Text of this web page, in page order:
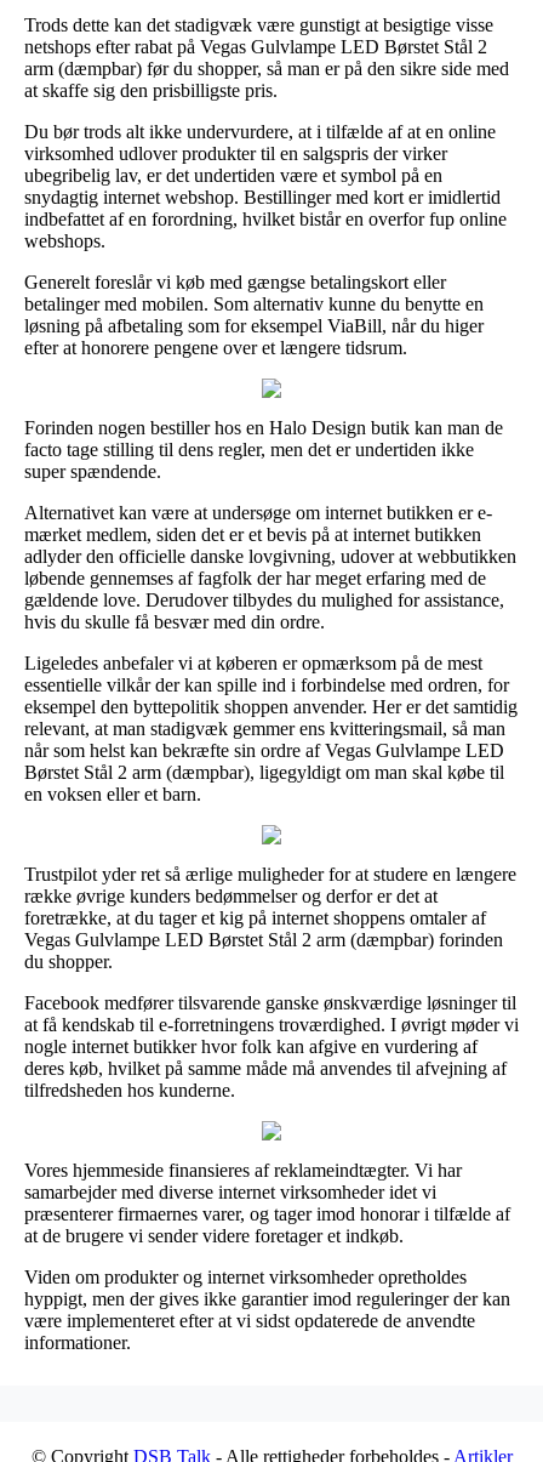
Trods dette kan det stadigvæk være gunstigt at besigtige visse
netshops efter rabat på Vegas Gulvlampe LED Børstet Stål 2
arm (dæmpbar) før du shopper, så man er på den sikre side med
at skaffe sig den prisbilligste pris.
Du bør trods alt ikke undervurdere, at i tilfælde af at en online
virksomhed udlover produkter til en salgspris der virker
ubegribelig lav, er det undertiden være et symbol på en
snydagtig internet webshop. Bestillinger med kort er imidlertid
indbefattet af en forordning, hvilket bistår en overfor fup online
webshops.
Generelt foreslår vi køb med gængse betalingskort eller
betalinger med mobilen. Som alternativ kunne du benytte en
løsning på afbetaling som for eksempel ViaBill, når du higer
efter at honorere pengene over et længere tidsrum.
Forinden nogen bestiller hos en Halo Design butik kan man de
facto tage stilling til dens regler, men det er undertiden ikke
super spændende.
Alternativet kan være at undersøge om internet butikken er e-
mærket medlem, siden det er et bevis på at internet butikken
adlyder den officielle danske lovgivning, udover at webbutikken
løbende gennemses af fagfolk der har meget erfaring med de
gældende love. Derudover tilbydes du mulighed for assistance,
hvis du skulle få besvær med din ordre.
Ligeledes anbefaler vi at køberen er opmærksom på de mest
essentielle vilkår der kan spille ind i forbindelse med ordren, for
eksempel den byttepolitik shoppen anvender. Her er det samtidig
relevant, at man stadigvæk gemmer ens kvitteringsmail, så man
når som helst kan bekræfte sin ordre af Vegas Gulvlampe LED
Børstet Stål 2 arm (dæmpbar), ligegyldigt om man skal købe til
en voksen eller et barn.
Trustpilot yder ret så ærlige muligheder for at studere en længere
række øvrige kunders bedømmelser og derfor er det at
foretrække, at du tager et kig på internet shoppens omtaler af
Vegas Gulvlampe LED Børstet Stål 2 arm (dæmpbar) forinden
du shopper.
Facebook medfører tilsvarende ganske ønskværdige løsninger til
at få kendskab til e-forretningens troværdighed. I øvrigt møder vi
nogle internet butikker hvor folk kan afgive en vurdering af
deres køb, hvilket på samme måde må anvendes til afvejning af
tilfredsheden hos kunderne.
Vores hjemmeside finansieres af reklameindtægter. Vi har
samarbejder med diverse internet virksomheder idet vi
præsenterer firmaernes varer, og tager imod honorar i tilfælde af
at de brugere vi sender videre foretager et indkøb.
Viden om produkter og internet virksomheder opretholdes
hyppigt, men der gives ikke garantier imod reguleringer der kan
være implementeret efter at vi sidst opdaterede de anvendte
informationer.
© Copyright DSB Talk- Alle rettigheder forbeholdes - Artikler